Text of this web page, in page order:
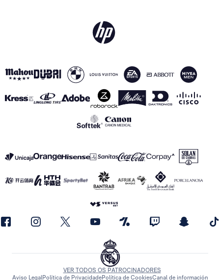
VER TODOS OS PATROCINADORES
Aviso LegalPolítica de PrivacidadePolítica de CookiesCanal de información